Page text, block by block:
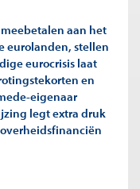
aan het
eurolanden, stellen
eurocrisis laat
en
eigenaar
legt extra druk